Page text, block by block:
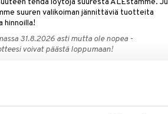
tehdä löytöjä suuresta ALEstamme.
suuren valikoiman jännittäviä tuotteita
hinnoilla!
31.8.2026 asti mutta ole nopea -
voivat päästä loppumaan!